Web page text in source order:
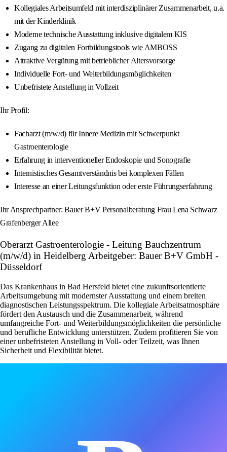
Kollegiales Arbeitsumfeld mit interdisziplinärer Zusammenarbeit, u.a.
mit der Kinderklinik
Moderne technische Ausstattung inklusive digitalem KIS
Zugang zu digitalen Fortbildungstools wie AMBOSS
Attraktive Vergütung mit betrieblicher Altersvorsorge
Individuelle Fort- und Weiterbildungsmöglichkeiten
Unbefristete Anstellung in Vollzeit
Ihr Profil:
Facharzt (m/w/d) für Innere Medizin mit Schwerpunkt
Gastroenterologie
Erfahrung in interventioneller Endoskopie und Sonografie
Internistisches Gesamtverständnis bei komplexen Fällen
Interesse an einer Leitungsfunktion oder erste Führungserfahrung
Ihr Ansprechpartner: Bauer B+V Personalberatung Frau Lena Schwarz
Grafenberger Allee
Oberarzt Gastroenterologie - Leitung Bauchzentrum
(m/w/d) in Heidelberg Arbeitgeber: Bauer B+V GmbH -
Düsseldorf
Das Krankenhaus in Bad Hersfeld bietet eine zukunftsorientierte
Arbeitsumgebung mit modernster Ausstattung und einem breiten
diagnostischen Leistungsspektrum. Die kollegiale Arbeitsatmosphäre
fördert den Austausch und die Zusammenarbeit, während
umfangreiche Fort- und Weiterbildungsmöglichkeiten die persönliche
und berufliche Entwicklung unterstützen. Zudem profitieren Sie von
einer unbefristeten Anstellung in Voll- oder Teilzeit, was Ihnen
Sicherheit und Flexibilität bietet.